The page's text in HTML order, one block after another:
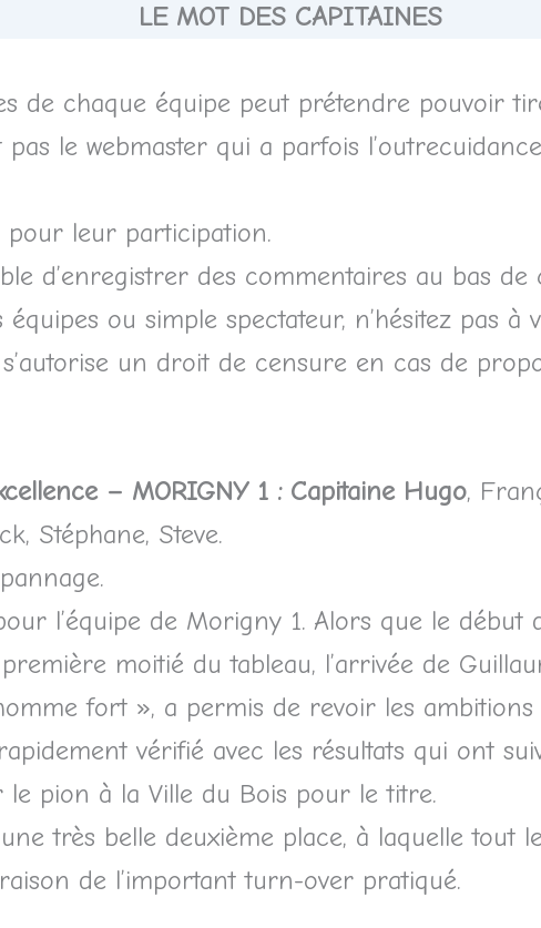
LE MOT DES CAPITAINES
de chaque équipe peut prétendre pouvoir
pas le webmaster qui a parfois
leur participation.
d’enregistrer des commentaires au bas
ou simple spectateur, n’hésitez pas à
un droit de censure en cas de
– MORIGNY 1 : Capitaine Hugo,
Stéphane, Steve.
l’équipe de Morigny 1. Alors que le début
moitié du tableau, l’arrivée de
fort », a permis de revoir les ambitions
rapidement vérifié avec les résultats qui ont
le pion à la Ville du Bois pour le titre.
très belle deuxième place, à laquelle tout
de l’important turn-over pratiqué.